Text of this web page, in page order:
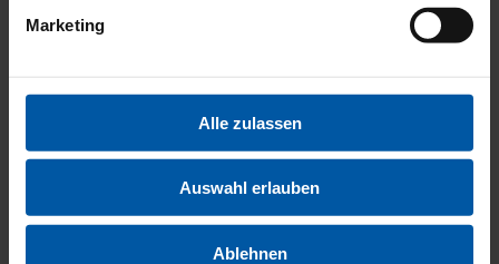
Marketing
Alle zulassen
Auswahl erlauben
Ablehnen